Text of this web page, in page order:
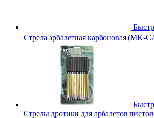
Стрела арбалетная карбоновая (MK-
Стрелы дротики для арбалетов